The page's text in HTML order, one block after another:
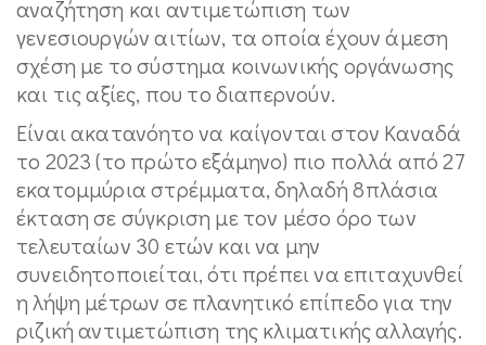
αναζήτηση και αντιμετώπιση των
γενεσιουργών αιτίων, τα οποία έχουν άμεση
σχέση με το σύστημα κοινωνικής οργάνωσης
και τις αξίες, που το διαπερνούν.
Είναι ακατανόητο να καίγονται στον Καναδά
το 2023 (το πρώτο εξάμηνο) πιο πολλά από 27
εκατομμύρια στρέμματα, δηλαδή 8πλάσια
έκταση σε σύγκριση με τον μέσο όρο των
τελευταίων 30 ετών και να μην
συνειδητοποιείται, ότι πρέπει να επιταχυνθεί
η λήψη μέτρων σε πλανητικό επίπεδο για την
ριζική αντιμετώπιση της κλιματικής αλλαγής.